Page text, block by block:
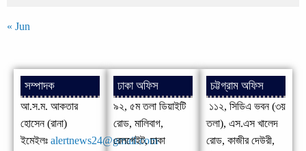
« Jun
সম্পাদক
আ.স.ম. আকতার
হোসেন (রানা)
ইমেইলঃ alertnews24@gmail.com
ঢাকা অফিস
৯২, ৫ম তলা ডিয়াইটি
রোড, মালিবাগ,
রেলগেইট, ঢাকা
চট্টগ্রাম অফিস
১১২, সিডিএ ভবন (৩য়
তলা), এস.এস খালেদ
রোড, কাজীর দেউরী,